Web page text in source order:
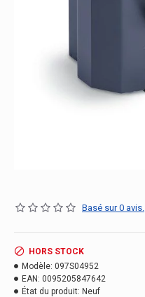
Basé sur 0 avis.
HORS STOCK
Modèle: 097S04952
EAN: 0095205847642
État du produit: Neuf